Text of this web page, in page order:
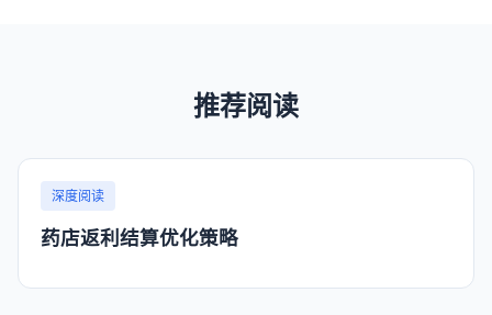
推荐阅读
深度阅读
药店返利结算优化策略